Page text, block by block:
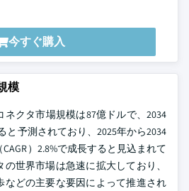
今すぐ購入
模
ネクタ市場規模は87億ドルで、2034
と予測されており、2025年から2034
）2.8%で成長すると見込まれて
世界市場は急速に拡大しており、
などの主要な要因によって推進され